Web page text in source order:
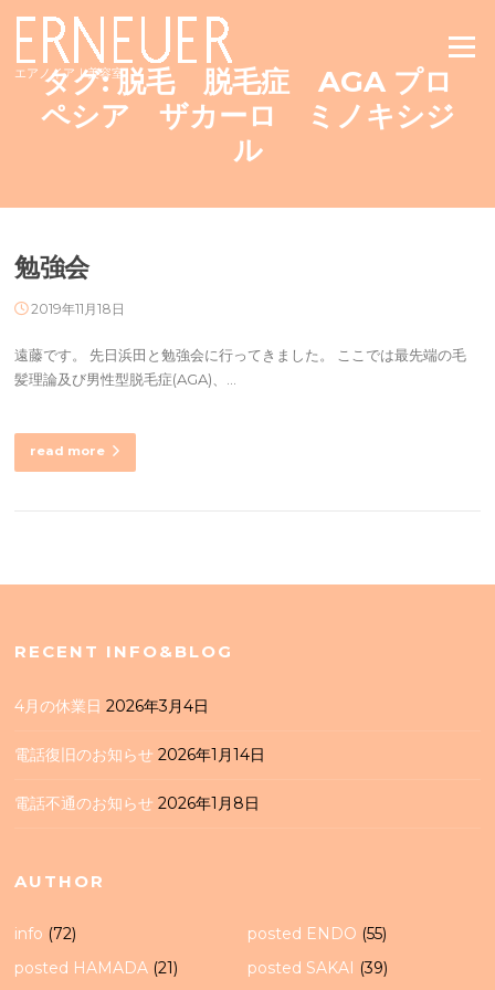
content
エアノイア｜美容室
Menu
タグ:脱毛 脱毛症 AGA プロ
ペシア ザカーロ ミノキシジ
ル
勉強会
2019年11月18日
遠藤です。 先日浜田と勉強会に行ってきました。 ここでは最先端の毛
髪理論及び男性型脱毛症(AGA)、…
read more
RECENT INFO&BLOG
4月の休業日 2026年3月4日
電話復旧のお知らせ 2026年1月14日
電話不通のお知らせ 2026年1月8日
AUTHOR
info (72) posted ENDO (55)
posted HAMADA (21) posted SAKAI (39)